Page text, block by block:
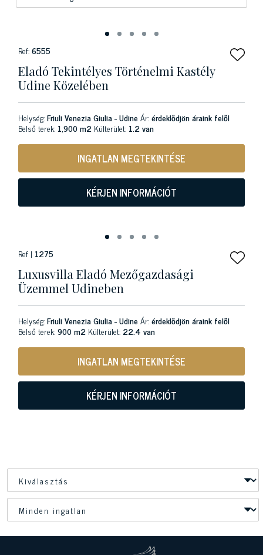
Ref:6555
Eladó Tekintélyes Történelmi Kastély
Udine Közelében
Helység:Friuli Venezia Giulia - UdineÁr:érdeklődjön áraink felől
Belső terek: 1,900 m2 Külterület: 1.2 van
INGATLAN MEGTEKINTÉSE
KÉRJEN INFORMÁCIÓT
Ref | 1275
Luxusvilla Eladó Mezőgazdasági
Üzemmel Udineben
Helység:Friuli Venezia Giulia - UdineÁr:érdeklődjön áraink felől
Belső terek:900 m2 Külterület: 22.4 van
INGATLAN MEGTEKINTÉSE
KÉRJEN INFORMÁCIÓT